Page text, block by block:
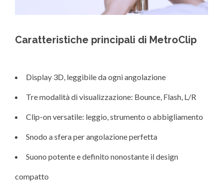
Caratteristiche principali di MetroClip
Display 3D, leggibile da ogni angolazione
Tre modalità di visualizzazione: Bounce, Flash, L/R
Clip-on versatile: leggio, strumento o abbigliamento
Snodo a sfera per angolazione perfetta
Suono potente e definito nonostante il design
compatto